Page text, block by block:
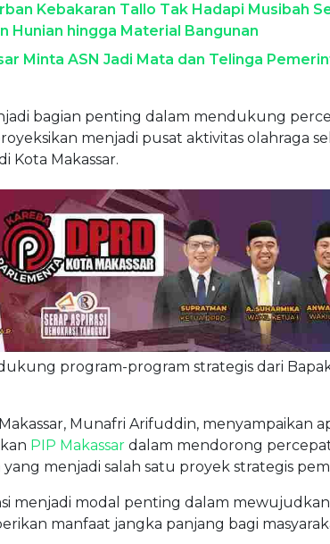
Kebakaran Tallo Tak Hadapi Musibah
Hunian hingga Material Bangunan
Minta ASN Jadi Mata dan Telinga
bagian penting dalam mendukung
menjadi pusat aktivitas olahraga
Kota Makassar.
program-program strategis dari Bapak
Munafri Arifuddin, menyampaikan
PIP Makassar dalam mendorong
yang menjadi salah satu proyek strategis
menjadi modal penting dalam
manfaat jangka panjang bagi